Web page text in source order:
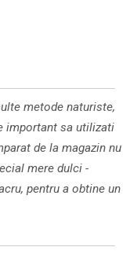
metode naturiste,
important sa utilizati
de la magazin nu
mere dulci -
pentru a ob­tine un